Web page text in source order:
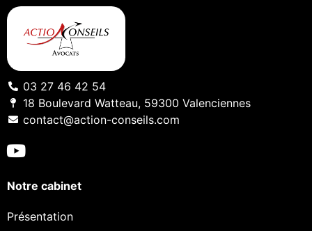
03 27 46 42 54
18 Boulevard Watteau, 59300 Valenciennes
contact@action-conseils.com
Notre cabinet
Présentation